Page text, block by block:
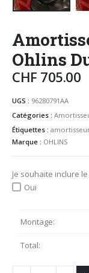
Ohlins
CHF 705.00
UGS : 96280791AA
Catégories :
Étiquettes :
Marque : OHLINS
Je souhaite inclure
Oui
Montage:
Total: